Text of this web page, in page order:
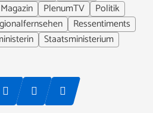
PlenumTV
Politik
Ressentiments
Staatsministerium